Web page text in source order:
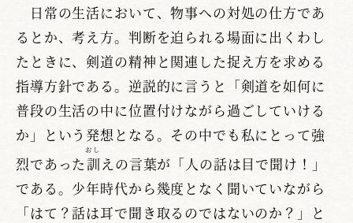
日常の生活において、物事への対処の仕方であ
るとか、考え方。判断を迫られる場面に出くわし
たときに、剣道の精神と関連した捉え方を求める
指導方針である。逆説的に言うと「剣道を如何に
普段の生活の中に位置付けながら過ごしていける
か」という発想となる。その中でも私にとって強
烈であった訓
おし
えの言葉が「人の話は目で聞け！」
である。少年時代から幾度となく聞いていながら
「はて？話は耳で聞き取るのではないのか？」と